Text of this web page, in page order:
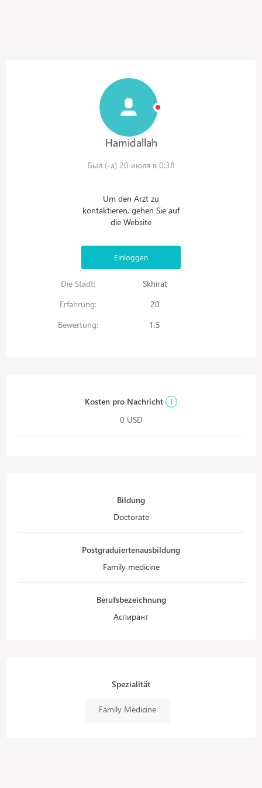
Hamidallah
Был (-а) 20 июля в 0:38
Um den Arzt zu
kontaktieren, gehen Sie auf
die Website
Einloggen
Die Stadt:
Skhirat
Erfahrung:
20
Bewertung:
1,5
Kosten pro Nachricht
i
0 USD
Bildung
Doctorate
Postgraduiertenausbildung
Family medicine
Berufsbezeichnung
Аспирант
Spezialität
Family Medicine